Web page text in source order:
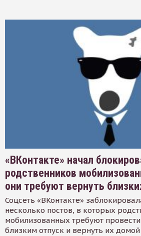
«ВКонтакте» начал
родственников
они требуют вернуть
Соцсеть «ВКонтакте»
несколько постов, в которых
мобилизованных требуют
близким отпуск и вернуть их домой